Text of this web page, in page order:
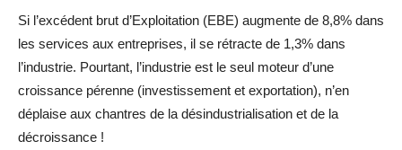
Si l’excédent brut d’Exploitation (EBE) augmente de 8,8% dans
les services aux entreprises, il se rétracte de 1,3% dans
l’industrie. Pourtant, l’industrie est le seul moteur d’une
croissance pérenne (investissement et exportation), n’en
déplaise aux chantres de la désindustrialisation et de la
décroissance !